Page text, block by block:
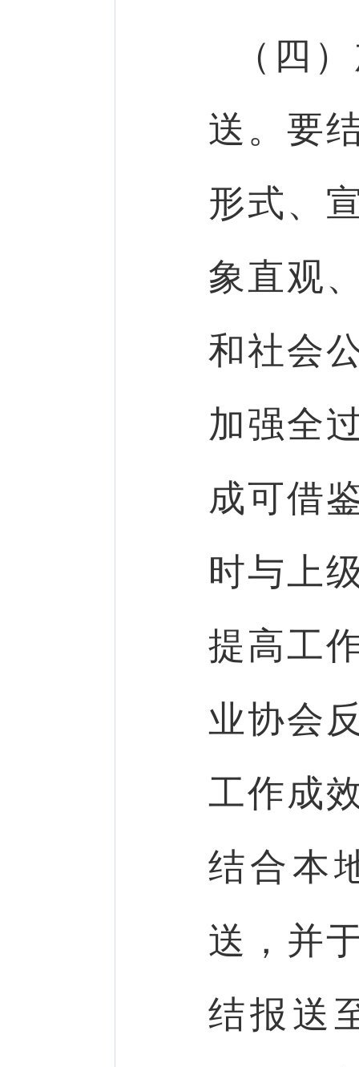
（四
送。要
形式、
象直观
和社会
加强全
成可借
时与上
提高工
业协会
工作成
结合本
送，并
结报送